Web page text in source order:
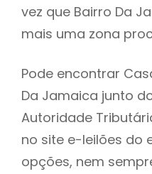
vez que Bairro Da
mais uma zona
Pode encontrar
Da Jamaica junto
Autoridade
no site e-leilões do
opções, nem